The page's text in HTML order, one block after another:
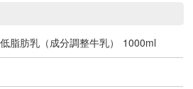
肪乳（成分調整牛乳） 1000ml